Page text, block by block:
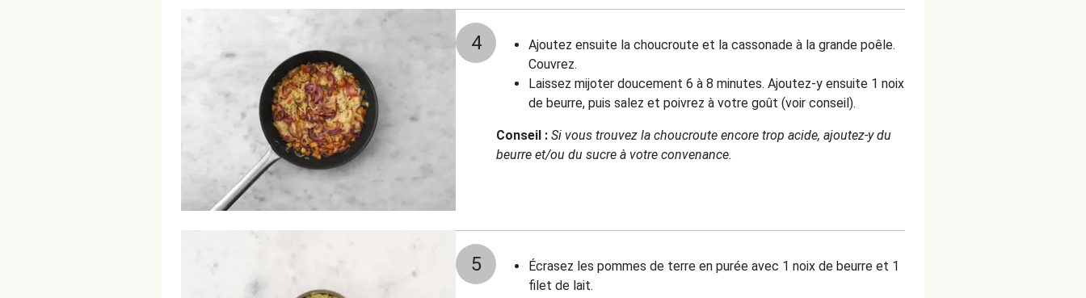
4
Ajoutez ensuite la choucroute et la cassonade à la grande poêle.
Couvrez.
Laissez mijoter doucement 6 à 8 minutes. Ajoutez-y ensuite 1 noix
de beurre, puis salez et poivrez à votre goût (voir conseil).
Conseil : Si vous trouvez la choucroute encore trop acide, ajoutez-y du
beurre et/ou du sucre à votre convenance.
5
Écrasez les pommes de terre en purée avec 1 noix de beurre et 1
filet de lait.